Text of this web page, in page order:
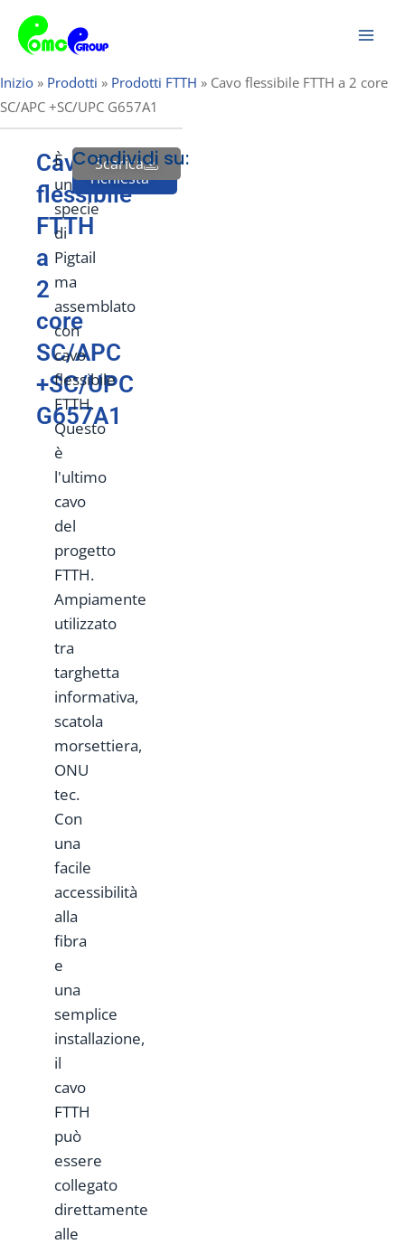
contenuto
Inizio » Prodotti » Prodotti FTTH » Cavo flessibile FTTH a 2 core
SC/APC +SC/UPC G657A1
Cavo
flessibile
FTTH
a
2
core
SC/APC
+SC/UPC
G657A1
È
una
specie
di
Pigtail
ma
assemblato
con
cavo
flessibile
FTTH.
Questo
è
l'ultimo
cavo
del
progetto
FTTH.
Ampiamente
utilizzato
tra
targhetta
informativa,
scatola
morsettiera,
ONU
tec.
Con
una
facile
accessibilità
alla
fibra
e
una
semplice
installazione,
il
cavo
FTTH
può
essere
collegato
direttamente
alle
Invia
richiesta
Scarica
Condividi su: